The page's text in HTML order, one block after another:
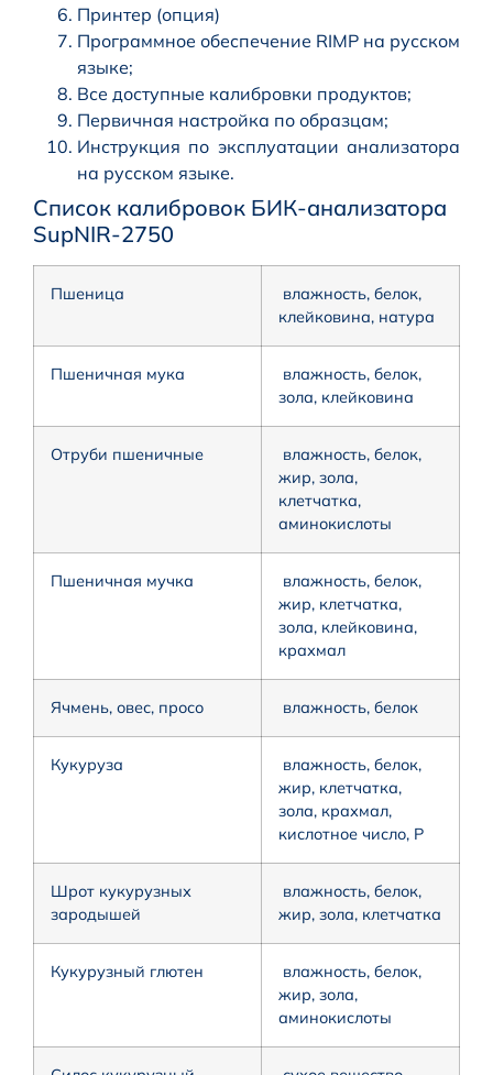
Принтер (опция)
Программное обеспечение RIMP на русском
языке;
Все доступные калибровки продуктов;
Первичная настройка по образцам;
Инструкция по эксплуатации анализатора
на русском языке.
Список калибровок БИК-анализатора
SupNIR-2750
Пшеница
влажность, белок,
клейковина, натура
Пшеничная мука
влажность, белок,
зола, клейковина
Отруби пшеничные
влажность, белок,
жир, зола,
клетчатка,
аминокислоты
Пшеничная мучка
влажность, белок,
жир, клетчатка,
зола, клейковина,
крахмал
Ячмень, овес, просо влажность, белок
Кукуруза
влажность, белок,
жир, клетчатка,
зола, крахмал,
кислотное число, P
Шрот кукурузных
зародышей
влажность, белок,
жир, зола, клетчатка
Кукурузный глютен
влажность, белок,
жир, зола,
аминокислоты